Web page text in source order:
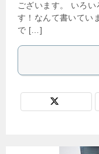
ございます。 いろ
す！なんて書いてい
で […]